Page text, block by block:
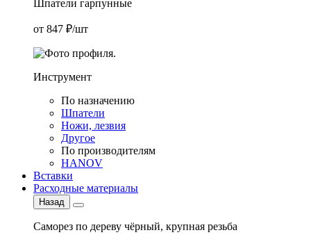
Шпатели гарпунные
от 847 ₽/шт
Инструмент
По назначению
Шпатели
Ножи, лезвия
Другое
По производителям
HANOV
Вставки
Расходные материалы
Назад
Саморез по дереву чёрный, крупная резьба